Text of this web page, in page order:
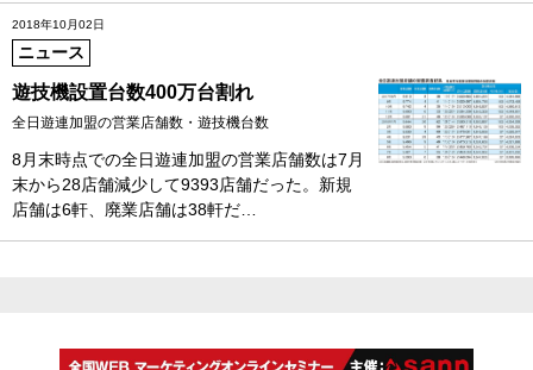
2018年10月02日
ニュース
遊技機設置台数400万台割れ
全日遊連加盟の営業店舗数・遊技機台数
8月末時点での全日遊連加盟の営業店舗数は7月
末から28店舗減少して9393店舗だった。新規
店舗は6軒、廃業店舗は38軒だ…